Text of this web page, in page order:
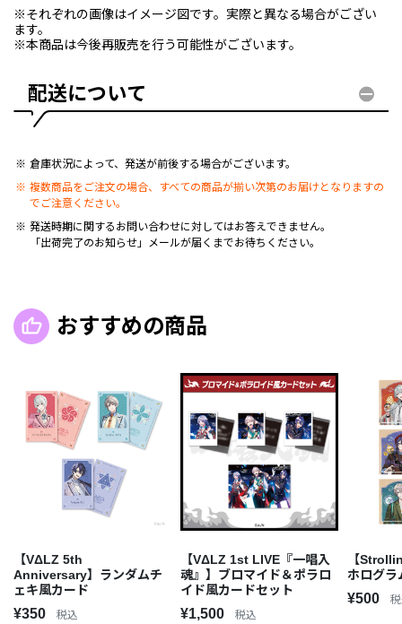
※それぞれの画像はイメージ図です。実際と異なる場合がござい
ます。
※本商品は今後再販売を行う可能性がございます。
配送について
倉庫状況によって、発送が前後する場合がございます。
複数商品をご注文の場合、すべての商品が揃い次第のお届けとなりますの
でご注意ください。
発送時期に関するお問い合わせに対してはお答えできません。
「出荷完了のお知らせ」メールが届くまでお待ちください。
おすすめの商品
【VΔLZ 5th
Anniversary】ランダムチ
ェキ風カード
¥350 税込
【VΔLZ 1st LIVE『一唱入
魂』】ブロマイド＆ポラロ
イド風カードセット
¥1,500 税込
【
ホログラ
¥500